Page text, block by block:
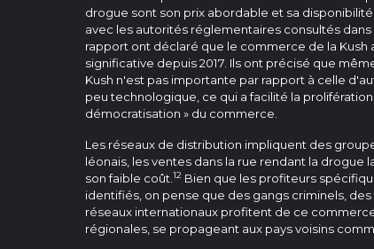
drogue sont son prix abordable et sa
avec les autorités réglementaires consultés
rapport ont déclaré que le commerce de la Kush
significative depuis 2017. Ils ont précisé que
Kush n'est pas importante par rapport à celle
peu technologique, ce qui a facilité la
démocratisation » du commerce.
Les réseaux de distribution impliquent des
léonais, les ventes dans la rue rendant la drogue
son faible coût. 12 Bien que les profiteurs
identifiés, on pense que des gangs criminels,
réseaux internationaux profitent de ce
régionales, se propageant aux pays voisins